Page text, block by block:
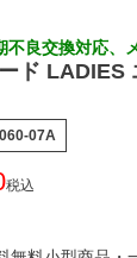
良交換対応、
ド LADIES
07A
税込